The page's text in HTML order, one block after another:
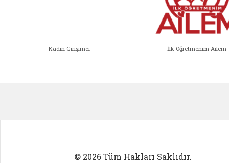
Kadın Girişimci İlk Öğretmenim Ailem
© 2026 Tüm Hakları Saklıdır.